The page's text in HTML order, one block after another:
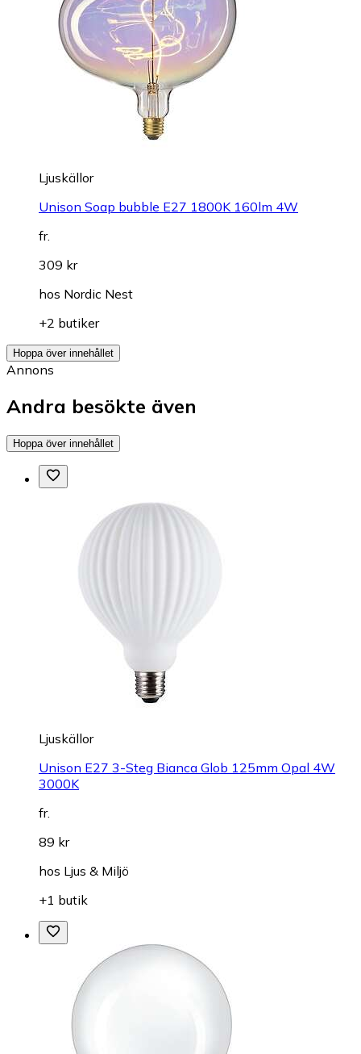
Ljuskällor
Unison Soap bubble E27 1800K 160lm 4W
fr.
309 kr
hos Nordic Nest
+2 butiker
Hoppa över innehållet
Annons
Andra besökte även
Hoppa över innehållet
Ljuskällor
Unison E27 3-Steg Bianca Glob 125mm Opal 4W
3000K
fr.
89 kr
hos Ljus & Miljö
+1 butik